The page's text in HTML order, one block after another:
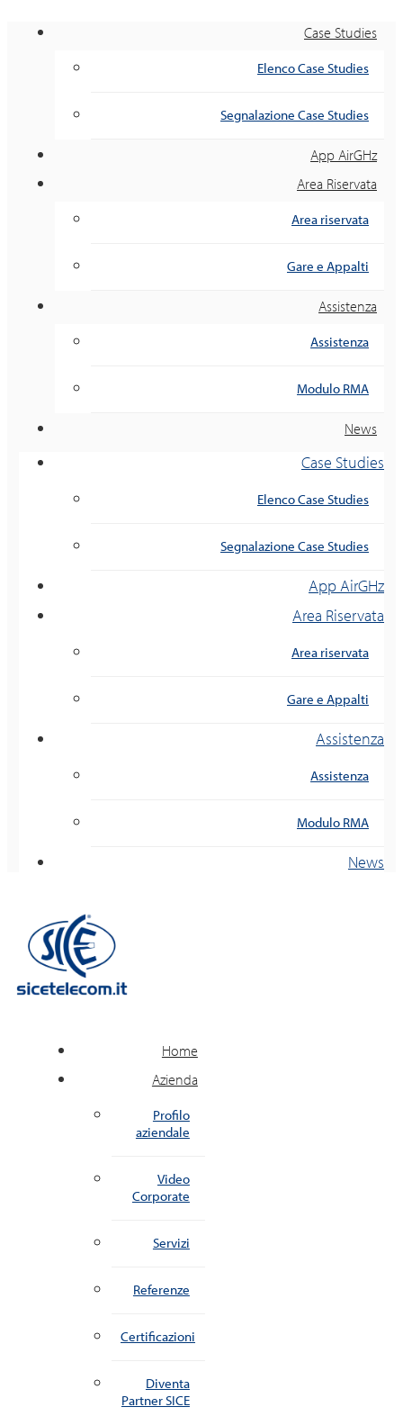
Case Studies
Elenco Case Studies
Segnalazione Case Studies
App AirGHz
Area Riservata
Area riservata
Gare e Appalti
Assistenza
Assistenza
Modulo RMA
News
Case Studies
Elenco Case Studies
Segnalazione Case Studies
App AirGHz
Area Riservata
Area riservata
Gare e Appalti
Assistenza
Assistenza
Modulo RMA
News
Home
Azienda
Profilo
aziendale
Video
Corporate
Servizi
Referenze
Certificazioni
Diventa
Partner SICE